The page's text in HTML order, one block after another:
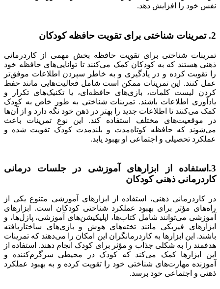
نفس خود را افزایش دهد.
2. تمرینات شناختی برای تقویت حافظه کودکان
تمرینات شناختی برای تقویت حافظه بخش مهمی از کاردرمانی
ذهنی هستند که به کودکان کمک می‌کنند تا توانایی‌های حافظه خود
را تقویت کرده و در یادگیری و به خاطر سپردن اطلاعات موفق‌تر
عمل کنند. این تمرینات ممکن است شامل فعالیت‌هایی مانند حفظ
کردن لیست کلمات، بازی‌های حافظه‌ای، یا تکنیک‌های تکرار و
یادآوری اطلاعات باشند. تمرینات شناختی به طور خاص به کودک
کمک می‌کنند تا اطلاعات جدید را بهتر در ذهن خود نگه دارد و از آن‌ها
در موقعیت‌های مختلف استفاده کند. این نوع تمرینات باعث
می‌شوند که حافظه کوتاه‌مدت و بلندمدت کودک تقویت شده و
عملکرد تحصیلی و اجتماعی او بهبود یابد.
3.استفاده از ابزارهای آموزشی در جلسات درمانی
کاردرمانی ذهنی کودکان
در کاردرمانی ذهنی، استفاده از ابزارهای آموزشی متنوع یکی از
راه‌های مؤثر برای بهبود عملکرد شناختی کودکان است. ابزارهای
آموزشی می‌توانند شامل کتاب‌ها، اپلیکیشن‌های آموزشی، پازل‌ها، و
ابزارهای فیزیکی مانند تخته‌های هوش و بازی‌های ساختاریافته
باشند. این ابزارها به کاردرمانگران این امکان را می‌دهند که تمرینات
هدفمند را به شکلی جذاب و مؤثر برای کودک انجام دهند. استفاده از
این ابزارها کمک می‌کند که کودک در محیطی سرگرم‌کننده و
آموزنده مهارت‌های شناختی خود را تقویت کرده و به بهبود عملکرد
ذهنی و اجتماعی خود برسد.